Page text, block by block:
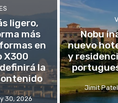
ligero,
más
en
X300
la
30, 2026
Nobu
nuevo
y
Jimit Patel